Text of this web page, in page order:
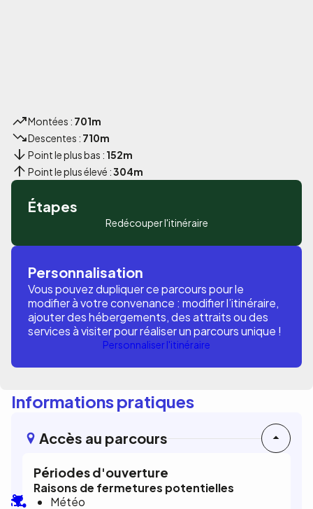
Montées : 701m
Descentes : 710m
Point le plus bas : 152m
Point le plus élevé :304m
Étapes
Redécouper l'itinéraire
Personnalisation
Vous pouvez dupliquer ce parcours pour le
modifier à votre convenance : modifier l’itinéraire,
ajouter des hébergements, des attraits ou des
services à visiter pour réaliser un parcours unique !
Personnaliser l'itinéraire
Informations pratiques
Accès au parcours
Périodes d'ouverture
Raisons de fermetures potentielles
Météo